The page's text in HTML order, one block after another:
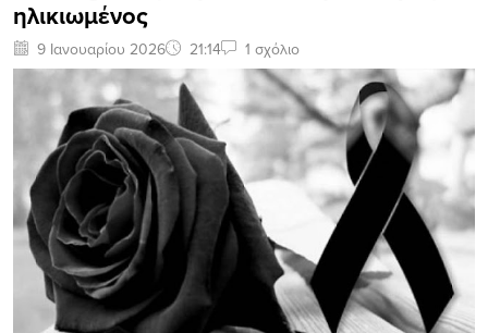
ηλικιωμένος
9 Ιανουαρίου 2026 21:14 1 σχόλιο